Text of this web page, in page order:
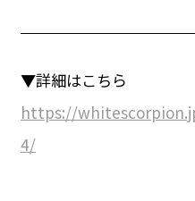
▼詳細はこちら
https://
4/